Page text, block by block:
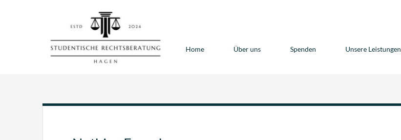
Home
Über uns Spenden Unsere Leistungen